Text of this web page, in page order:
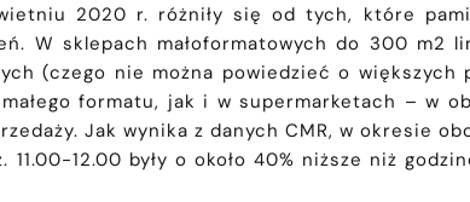
2020 r. różniły się od tych, które
W sklepach małoformatowych do 300
(czego nie można powiedzieć o większych
formatu, jak i w supermarketach – w
Jak wynika z danych CMR, w okresie
12.00 były o około 40% niższe niż